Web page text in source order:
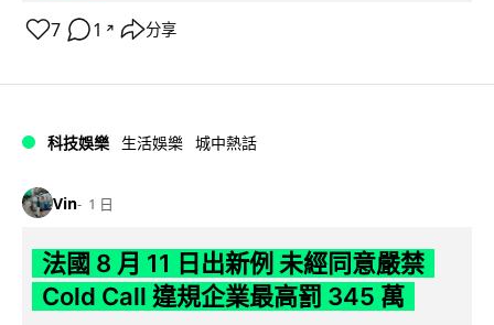
7 1 ↗ 分享
科技娛樂 生活娛樂 城中熱話
Vin 1 日
法國 8 月 11 日出新例 未經同意嚴禁
Cold Call 違規企業最高罰 345 萬